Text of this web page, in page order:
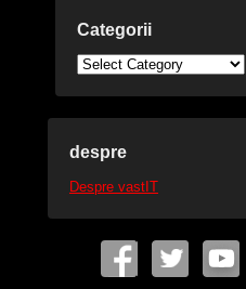
Categorii
Categorii
despre
Despre vastIT